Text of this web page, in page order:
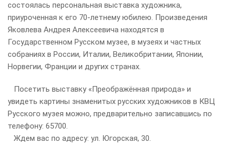
состоялась персональная выставка художника,
приуроченная к его 70-летнему юбилею. Произведения
Яковлева Андрея Алексеевича находятся в
Государственном Русском музее, в музеях и частных
собраниях в России, Италии, Великобритании, Японии,
Норвегии, Франции и других странах.
Посетить выставку «Преображённая природа» и
увидеть картины знаменитых русских художников в КВЦ
Русского музея можно, предварительно записавшись по
телефону: 65700.
Ждем вас по адресу: ул. Югорская, 30.